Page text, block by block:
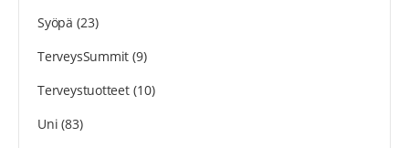
Syöpä (23)
TerveysSummit (9)
Terveystuotteet(10)
Uni (83)